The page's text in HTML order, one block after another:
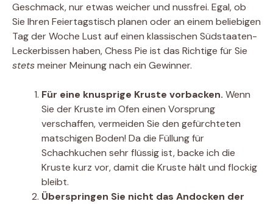
Geschmack, nur etwas weicher und nussfrei. Egal, ob
Sie Ihren Feiertagstisch planen oder an einem beliebigen
Tag der Woche Lust auf einen klassischen Südstaaten-
Leckerbissen haben, Chess Pie ist das Richtige für Sie
stetsmeiner Meinung nach ein Gewinner.
Für eine knusprige Kruste vorbacken. Wenn
Sie der Kruste im Ofen einen Vorsprung
verschaffen, vermeiden Sie den gefürchteten
matschigen Boden! Da die Füllung für
Schachkuchen sehr flüssig ist, backe ich die
Kruste kurz vor, damit die Kruste hält und flockig
bleibt.
Überspringen Sie nicht das Andocken der